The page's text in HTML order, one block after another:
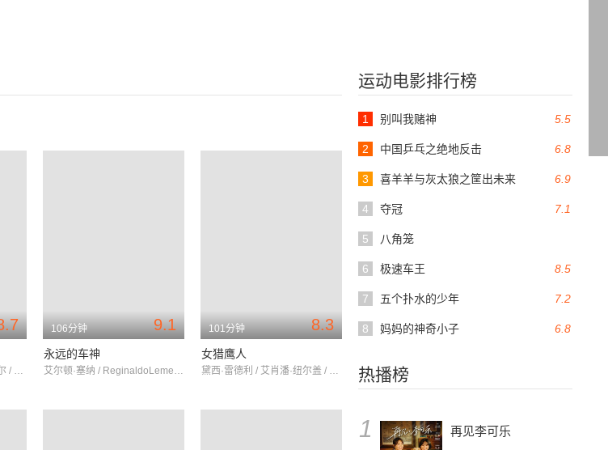
运动电影排行榜
5.5
1 别叫我赌神
6.8
2 中国乒乓之绝地反击
6.9
3 喜羊羊与灰太狼之筐出未来
7.1
4 夺冠
5 八角笼
8.5
6 极速车王
7.2
7 五个扑水的少年
6.8
8 妈妈的神奇小子
热播榜
1 再见李可乐
大卫·贝克汉姆 / 托尼·布莱尔 / 丹尼·博伊尔
9.1
106分钟
永远的车神
艾尔顿·塞纳 / ReginaldoLeme / JohnBisignano
8.3
101分钟
女猎鹰人
黛西·雷德利 / 艾肖潘·纽尔盖 / RysNurgaiv